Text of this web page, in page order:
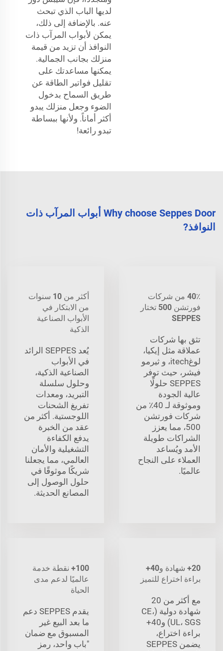
لديها الباب الذي تبحث
عنه. بالإضافة إلى ذلك،
يمكن لأبواب المرآب ذات
النوافذ أن تزيد من قيمة
منزلك بجانب الجمالية.
يمكنها مساعدتك على
تقليل فواتير الطاقة عن
طريق السماح بدخول
الضوء وجعل منزلك يبدو
أكثر أماناً. ولأنها ببساطة
تبدو رائعة!
Why choose Seppes Door أبواب المرآب ذات
النوافذ?
40٪ من شركات
فورتشن 500 تختار
SEPPES
تثق بها شركات
عملاقة مثل إيكيا،
لوغitech، و ثيرمو
فيشر، حيث توفر
SEPPES حلولًا
عالية الجودة
وموثوقة لـ 40٪ من
شركات فورتشن
500، مما يعزز
الشراكات طويلة
الأمد ويُساعد
العملاء على النجاح
عالميًا.
أكثر من 10 سنوات
من الابتكار في
الأبواب الصناعية
الذكية
يُعد SEPPES الرائد
في الأبواب
الصناعية الذكية،
وحلول سلسلة
التبريد، ومعدات
تفريغ الشحنات
اللوجستية. أكثر من
عقد من الخبرة
يدفع الكفاءة
التشغيلية والأمان
العالمي، مما يجعلنا
شريكًا موثوقًا في
حلول الوصول إلى
المصانع الحديثة.
20+ شهادة و40+
براءة اختراع للتميز
مع أكثر من 20
شهادة دولية (CE،
UL، SGS) و40+
براءة اختراع،
يضمن SEPPES
100+ نقطة خدمة
عالميًا لدعم مدى
الحياة
يقدم SEPPES دعم
ما بعد البيع غير
المسبوق مع ضمان
"باب واحد، رمز